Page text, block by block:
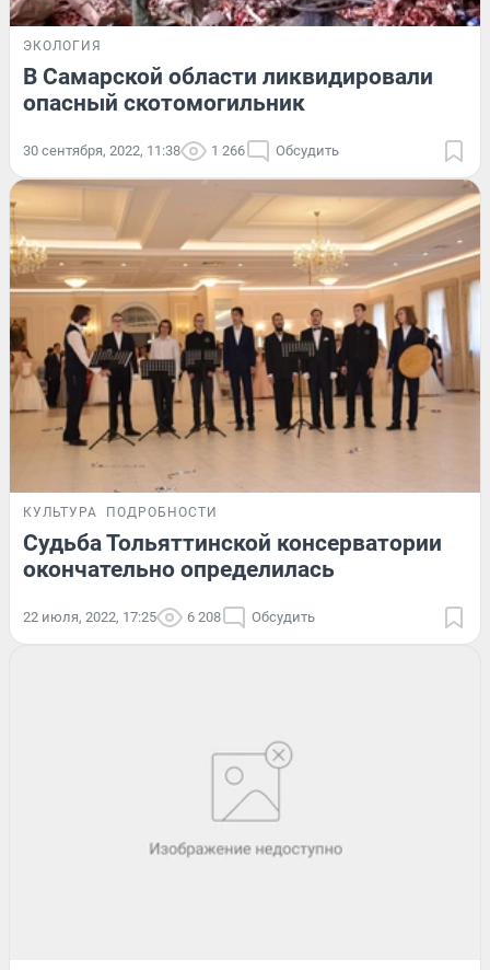
ЭКОЛОГИЯ
В Самарской области ликвидировали
опасный скотомогильник
30 сентября, 2022, 11:38 1 266 Обсудить
КУЛЬТУРА ПОДРОБНОСТИ
Судьба Тольяттинской консерватории
окончательно определилась
22 июля, 2022, 17:25 6 208 Обсудить